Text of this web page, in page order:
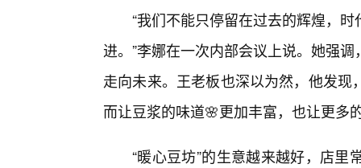
“我们不能只停留在过去的辉煌，
进。”李娜在一次内部会议上说。她强
走向未来。王老板也深以为然，他发
而让豆浆的味道🌸更加丰富，也让更多
“暖心豆坊”的生意越来越好，店